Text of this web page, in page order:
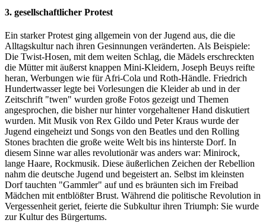
3. gesellschaftlicher Protest
Ein starker Protest ging allgemein von der Jugend aus, die die
Alltagskultur nach ihren Gesinnungen veränderten. Als Beispiele:
Die Twist-Hosen, mit dem weiten Schlag, die Mädels erschreckten
die Mütter mit äußerst knappen Mini-Kleidern, Joseph Beuys reifte
heran, Werbungen wie für Afri-Cola und Roth-Händle. Friedrich
Hundertwasser legte bei Vorlesungen die Kleider ab und in der
Zeitschrift "twen" wurden große Fotos gezeigt und Themen
angesprochen, die bisher nur hinter vorgehaltener Hand diskutiert
wurden. Mit Musik von Rex Gildo und Peter Kraus wurde der
Jugend eingeheizt und Songs von den Beatles und den Rolling
Stones brachten die große weite Welt bis ins hinterste Dorf. In
diesem Sinne war alles revolutionär was anders war: Minirock,
lange Haare, Rockmusik. Diese äußerlichen Zeichen der Rebellion
nahm die deutsche Jugend und begeistert an. Selbst im kleinsten
Dorf tauchten "Gammler" auf und es bräunten sich im Freibad
Mädchen mit entblößter Brust. Während die politische Revolution in
Vergessenheit geriet, feierte die Subkultur ihren Triumph: Sie wurde
zur Kultur des Bürgertums.